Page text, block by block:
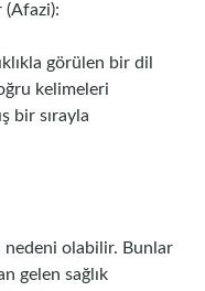
(Afazi):
görülen bir dil
kelimeleri
bir sırayla
nedeni olabilir. Bunlar
gelen sağlık